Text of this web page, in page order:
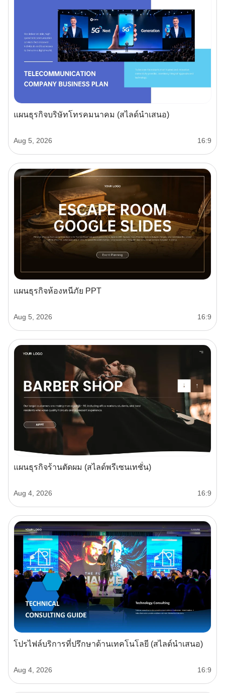
แผนธุรกิจบริษัทโทรคมนาคม (สไลด์นำเสนอ)
Aug 5, 2026 16:9
แผนธุรกิจห้องหนีภัย PPT
Aug 5, 2026 16:9
แผนธุรกิจร้านตัดผม (สไลด์พรีเซนเทชั่น)
Aug 4, 2026 16:9
โปรไฟล์บริการที่ปรึกษาด้านเทคโนโลยี (สไลด์นำเสนอ)
Aug 4, 2026 16:9